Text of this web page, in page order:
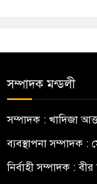
সম্পাদক মন্ডলী
সম্পাদক : খাদিজা
ব্যবস্থাপনা
নির্বাহী সম্পাদক :